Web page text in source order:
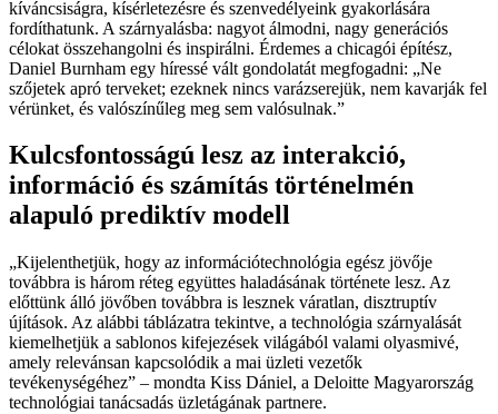
kíváncsiságra, kísérletezésre és szenvedélyeink gyakorlására
fordíthatunk. A szárnyalásba: nagyot álmodni, nagy generációs
célokat összehangolni és inspirálni. Érdemes a chicagói építész,
Daniel Burnham egy híressé vált gondolatát megfogadni:
Ne
szőjetek apró terveket; ezeknek nincs varázserejük, nem kavarják fel
vérünket, és valószínűleg meg sem valósulnak.
Kulcsfontosságú lesz az interakció,
információ és számítás történelmén
alapuló prediktív modell
Kijelenthetjük, hogy az információtechnológia egész jövője
továbbra is három réteg együttes haladásának története lesz. Az
előttünk álló jövőben továbbra is lesznek váratlan, disztruptív
újítások. Az alábbi táblázatra tekintve, a technológia szárnyalását
kiemelhetjük a sablonos kifejezések világából valami olyasmivé,
amely relevánsan kapcsolódik a mai üzleti vezetők
tevékenységéhez
– mondta Kiss Dániel, a Deloitte Magyarország
technológiai tanácsadás üzletágának partnere.